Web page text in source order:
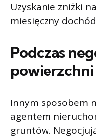
Uzyskanie zniżki
miesięczny
Podczas
powierzchni
Innym sposobem
agentem
gruntów.